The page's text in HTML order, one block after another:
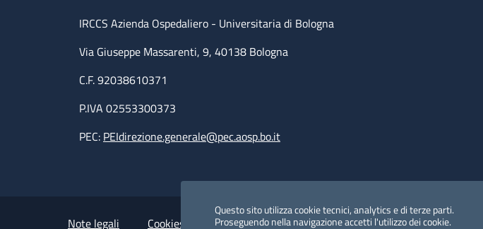
Questo sito utilizza cookie tecnici, analytics e di terze parti.
Proseguendo nella navigazione accetti l'utilizzo dei cookie.
IRCCS Azienda Ospedaliero - Universitaria di Bologna
Via Giuseppe Massarenti, 9, 40138 Bologna
C.F. 92038610371
P.IVA 02553300373
PEC: PEIdirezione.generale@pec.aosp.bo.it
Small prints
Useful links section
Note legali Cookies Policy Policy privacy e protezione del dato personale